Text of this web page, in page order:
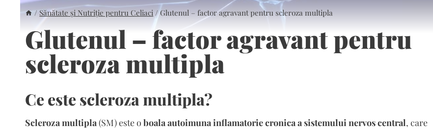
/ Sănătate și Nutriție pentru Celiaci /Glutenul – factor agravant pentru scleroza multipla
Glutenul – factor agravant pentru
scleroza multipla
Ce este scleroza multipla?
Scleroza multipla (SM) este o boala autoimuna inflamatorie cronica a sistemului nervos central, care